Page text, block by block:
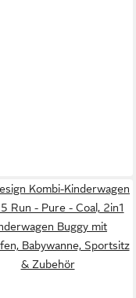
Kombi-Kinderwagen
5 Run - Pure - Coal, 2in1
Buggy mit
Babywanne, Sportsitz
& Zubehör